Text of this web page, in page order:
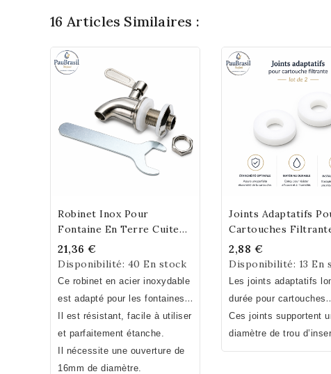
16 Articles Similaires :
Add To Cart
Robinet Inox Pour
Fontaine En Terre Cuite
Avec Sa Clé De Montage
21,36 €
Disponibilité: 40 En stock
Ce robinet en acier inoxydable
est adapté pour les fontaines
en terre cuite Stefani et bien
d'autres distributeurs de
boissons.
Il est résistant, facile à utiliser
et parfaitement étanche.
Il nécessite une ouverture de
16mm de diamètre.
Add To Cart
Joints Adaptatifs
Cartouches
Lot De 2
2,88 €
Disponibilité: 13 En
Les joints adaptatifs
durée pour cartouches
filtrantes Stefani
d’adapter votre
filtrante dans une
Ces joints supportent
diamètre de trou
la cartouche entre 11